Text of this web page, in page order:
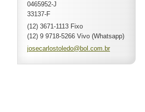
0465952-J
33137-F
(12) 3671-1113 Fixo
(12) 9 9718-5266 Vivo (Whatsapp)
josecarl ostoledo@bol.com.br